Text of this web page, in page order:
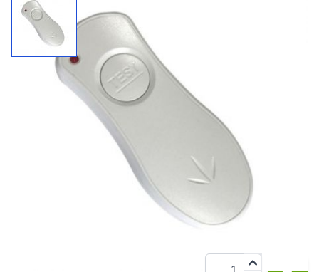
Universele afstandsbediening
Afstandsbediening voor het testen van de accu van de
Warhol Maxi, Atlas, Berlijn en Twinspot.